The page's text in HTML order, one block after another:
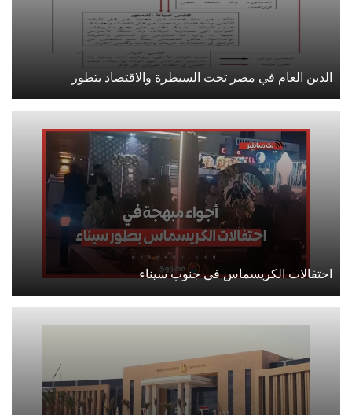
الدين العام في مصر تحت السيطرة والاقتصاد يتطور
احتفالات الكريسماس في جنوب سيناء